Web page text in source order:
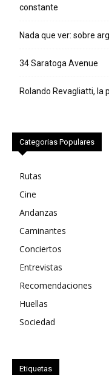
constante
Nada que ver: sobre
34 Saratoga Avenue
Rolando Revagliatti, la
Categorias Populares
Rutas
Cine
Andanzas
Caminantes
Conciertos
Entrevistas
Recomendaciones
Huellas
Sociedad
Etiquetas